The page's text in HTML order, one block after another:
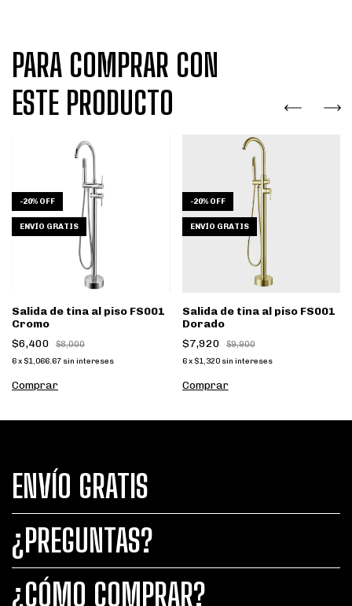
PARA COMPRAR CON
ESTE PRODUCTO
-20% OFF
ENVÍO GRATIS
Salida de tina al piso FS001
Cromo
$6,400
$8,000
6x $1,066.67 sin intereses
-20% OFF
ENVÍO GRATIS
Salida de tina al piso FS001
Dorado
$7,920
$9,900
6 x $1,320 sin intereses
ENVÍO GRATIS
¿PREGUNTAS?
¿CÓMO COMPRAR?